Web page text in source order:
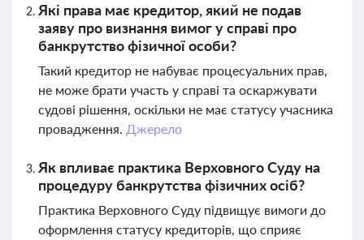
Які права має кредитор, який не подав
заяву про визнання вимог у справі про
банкрутство фізичної особи?
Такий кредитор не набуває процесуальних прав,
не може брати участь у справі та оскаржувати
судові рішення, оскільки не має статусу учасника
провадження. Джерело
Як впливає практика Верховного Суду на
процедуру банкрутства фізичних осіб?
Практика Верховного Суду підвищує вимоги до
оформлення статусу кредиторів, що сприяє